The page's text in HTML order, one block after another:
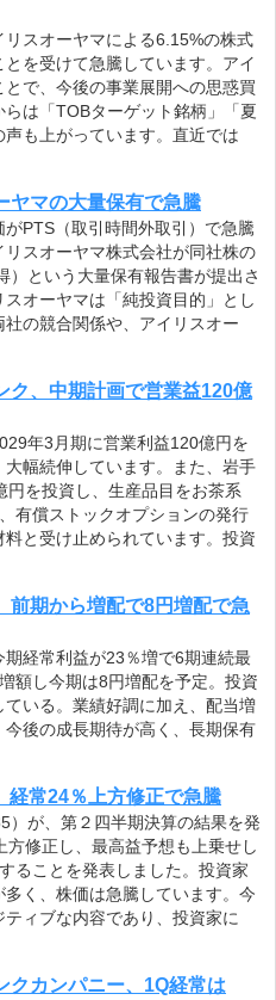
スオーヤマによる6.15%の株式
を受けて急騰しています。アイ
で、今後の事業展開への思惑買
は「TOBターゲット銘柄」「夏
も上がっています。直近では
ヤマの大量保有で急騰
PTS（取引時間外取引）で急騰
スオーヤマ株式会社が同社株の
）という大量保有報告書が提出さ
オーヤマは「純投資目的」とし
の競合関係や、アイリスオー
ク、中期計画で営業益120億
年3月期に営業利益120億円を
幅続伸しています。また、岩手
を投資し、生産品目をお茶系
有償ストックオプションの発行
と受け止められています。投資
前期から増配で8円増配で急
経常利益が23％増で6期連続最
額し今期は8円増配を予定。投資
いる。業績好調に加え、配当増
後の成長期待が高く、長期保有
経常24％上方修正で急騰
）が、第２四半期決算の結果を発
修正し、最高益予想も上乗せし
ることを発表しました。投資家
く、株価は急騰しています。今
ィブな内容であり、投資家に
クカンパニー、1Q経常は